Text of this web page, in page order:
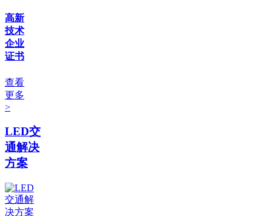
高新
技术
企业
证书
查看
更多
>
LED交
通解决
方案